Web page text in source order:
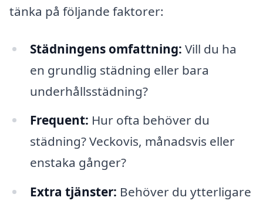
tänka på följande faktorer:
Städningens omfattning: Vill du ha
en grundlig städning eller bara
underhållsstädning?
Frequent: Hur ofta behöver du
städning? Veckovis, månadsvis eller
enstaka gånger?
Extra tjänster: Behöver du ytterligare